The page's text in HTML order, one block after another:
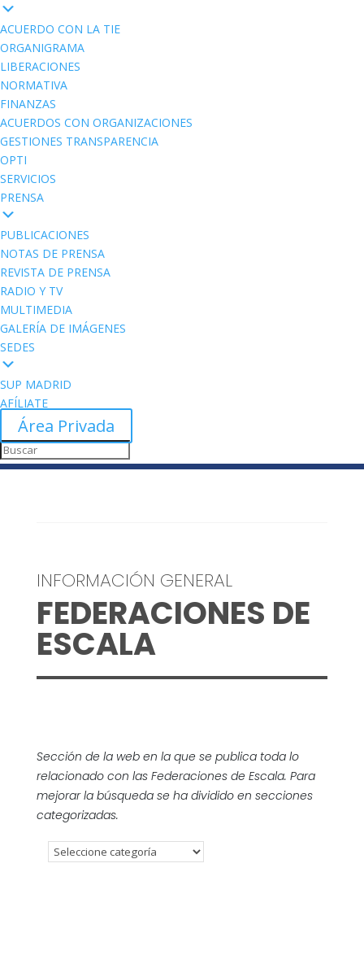
ACUERDO CON LA TIE
ORGANIGRAMA
LIBERACIONES
NORMATIVA
FINANZAS
ACUERDOS CON ORGANIZACIONES
GESTIONES TRANSPARENCIA
OPTI
SERVICIOS
PRENSA
PUBLICACIONES
NOTAS DE PRENSA
REVISTA DE PRENSA
RADIO Y TV
MULTIMEDIA
GALERÍA DE IMÁGENES
SEDES
SUP MADRID
AFÍLIATE
Área Privada
INFORMACIÓN GENERAL
FEDERACIONES DE
ESCALA
Sección de la web en la que se publica toda lo
relacionado con las Federaciones de Escala. Para
mejorar la búsqueda se ha dividido en secciones
categorizadas.